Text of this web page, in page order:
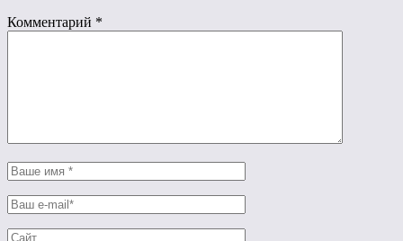
Комментарий *